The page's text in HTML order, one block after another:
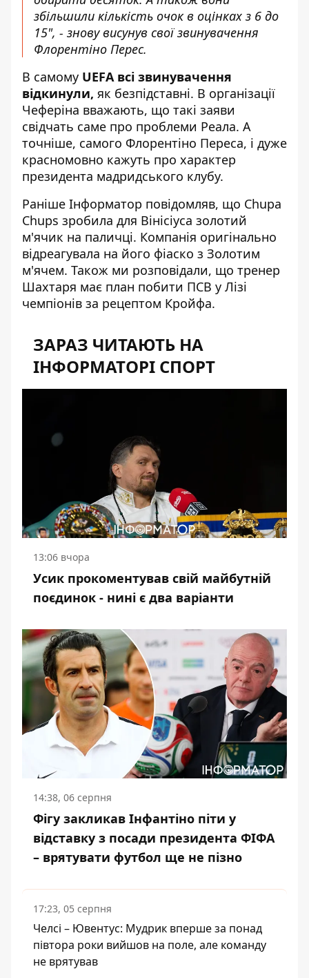
збільшили кількість очок в оцінках з 6 до
15", - знову висунув свої звинувачення
Флорентіно Перес.
В самому UEFA всі звинувачення
відкинули, як безпідставні. В організації
Чеферіна вважають, що такі заяви
свідчать саме про проблеми Реала. А
точніше, самого Флорентіно Переса, і дуже
красномовно кажуть про характер
президента мадридського клубу.
Раніше Інформатор повідомляв, що Chupa
Chups зробила для Вінісіуса золотий
м'ячик на паличці. Компанія оригінально
відреагувала на його фіаско з Золотим
м'ячем. Також ми розповідали, що тренер
Шахтаря має план побити ПСВ у Лізі
чемпіонів за рецептом Кройфа.
ЗАРАЗ ЧИТАЮТЬ НА
ІНФОРМАТОРІ СПОРТ
13:06 вчора
Усик прокоментував свій майбутній
поєдинок - нині є два варіанти
14:38, 06 серпня
Фігу закликав Інфантіно піти у
відставку з посади президента ФІФА
– врятувати футбол ще не пізно
17:23, 05 серпня
Челсі – Ювентус: Мудрик вперше за понад
півтора роки вийшов на поле, але команду
не врятував